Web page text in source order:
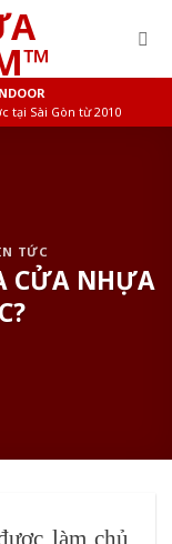
tại Sài Gòn từ 2010
TỨC
CỬA NHỰA
làm chủ